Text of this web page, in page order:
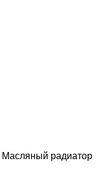
Масляный радиатор